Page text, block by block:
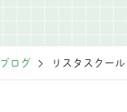
ブログ リスタスクー